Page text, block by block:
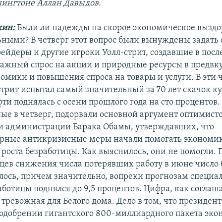
Аллан Давыдов.
Были ли надежды на скорое экономическое
В четверг этот вопрос были вынуждены задать
и другие игроки Уолл-стрит, создавшие в
спрос на акции и природные ресурсы в
и повышения спроса на товары и услуги. В эти
испытал самый значительный за 70 лет скачок
поднялась с осени прошлого года на сто
в четверг, подорвали основной аргумент
администрации Барака Обамы, утверждавших, что
антикризисные меры начали помогать
безработицы. Как выяснилось, они не помогли.
снижения числа потерявших работу в июне число
причем значительно, вопреки прогнозам
поднялся до 9,5 процентов. Цифра, как
для Белого дома. Дело в том, что
гигантского 800-миллиардного пакета